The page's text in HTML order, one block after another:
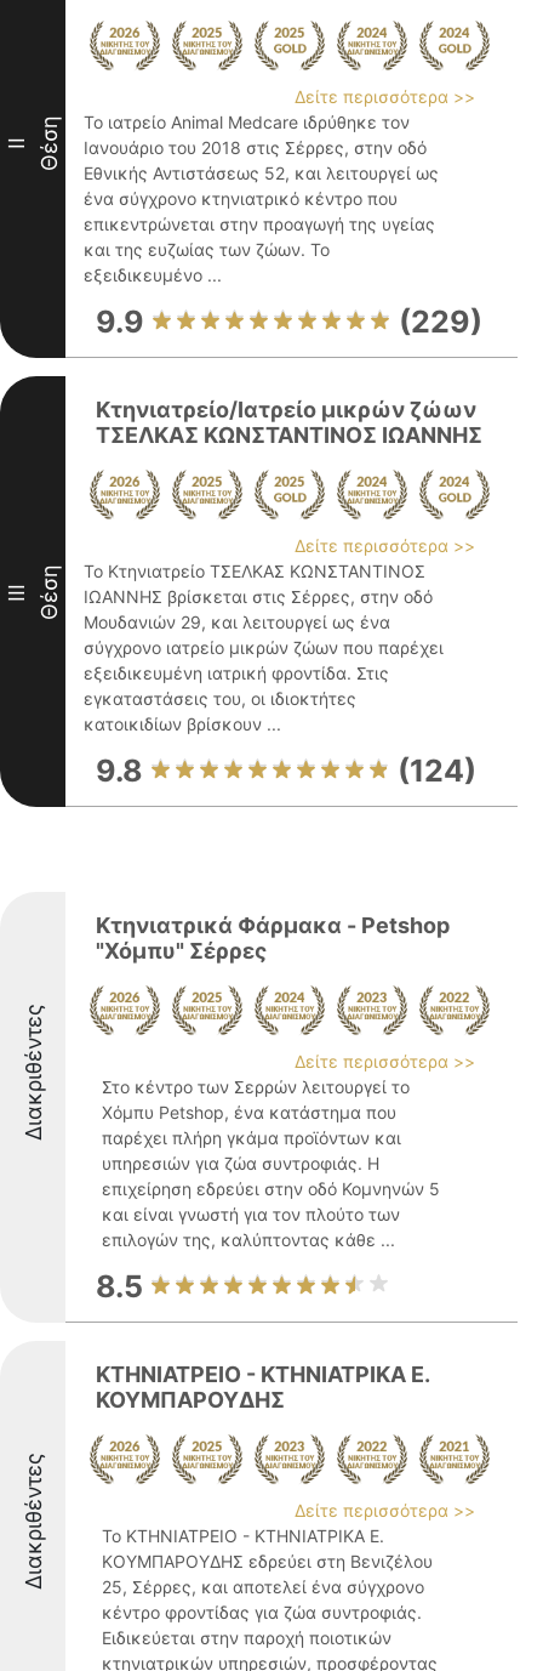
II Θέση
Δείτε περισσότερα >>
Το ιατρείο Animal Medcare ιδρύθηκε τον
Ιανουάριο του 2018 στις Σέρρες, στην οδό
Εθνικής Αντιστάσεως 52, και λειτουργεί ως
ένα σύγχρονο κτηνιατρικό κέντρο που
επικεντρώνεται στην προαγωγή της υγείας
και της ευζωίας των ζώων. Το
εξειδικευμένο ...
9.9 (229)
III Θέση
Κτηνιατρείο/Ιατρείο μικρών ζώων
ΤΣΕΛΚΑΣ ΚΩΝΣΤΑΝΤΙΝΟΣ ΙΩΑΝΝΗΣ
Δείτε περισσότερα >>
Το Κτηνιατρείο ΤΣΕΛΚΑΣ ΚΩΝΣΤΑΝΤΙΝΟΣ
ΙΩΑΝΝΗΣ βρίσκεται στις Σέρρες, στην οδό
Μουδανιών 29, και λειτουργεί ως ένα
σύγχρονο ιατρείο μικρών ζώων που παρέχει
εξειδικευμένη ιατρική φροντίδα. Στις
εγκαταστάσεις του, οι ιδιοκτήτες
κατοικιδίων βρίσκουν ...
9.8 (124)
Διακριθέντες
Κτηνιατρικά Φάρμακα - Petshop
"Χόμπυ" Σέρρες
Δείτε περισσότερα >>
Στο κέντρο των Σερρών λειτουργεί το
Χόμπυ Petshop, ένα κατάστημα που
παρέχει πλήρη γκάμα προϊόντων και
υπηρεσιών για ζώα συντροφιάς. Η
επιχείρηση εδρεύει στην οδό Κομνηνών 5
και είναι γνωστή για τον πλούτο των
επιλογών της, καλύπτοντας κάθε ...
8.5
Διακριθέντες
ΚΤΗΝΙΑΤΡΕΙΟ - ΚΤΗΝΙΑΤΡΙΚΑ Ε.
ΚΟΥΜΠΑΡΟΥΔΗΣ
Δείτε περισσότερα >>
Το ΚΤΗΝΙΑΤΡΕΙΟ - ΚΤΗΝΙΑΤΡΙΚΑ Ε.
ΚΟΥΜΠΑΡΟΥΔΗΣ εδρεύει στη Βενιζέλου
25, Σέρρες, και αποτελεί ένα σύγχρονο
κέντρο φροντίδας για ζώα συντροφιάς.
Ειδικεύεται στην παροχή ποιοτικών
κτηνιατρικών υπηρεσιών, προσφέροντας